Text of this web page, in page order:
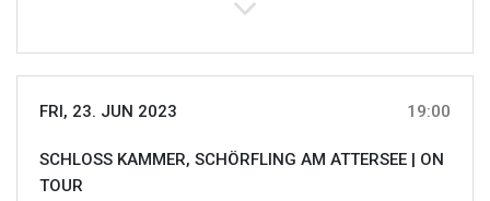
FRI, 23. JUN 2023 19:00
SCHLOSS KAMMER, SCHÖRFLING AM ATTERSEE | ON
TOUR